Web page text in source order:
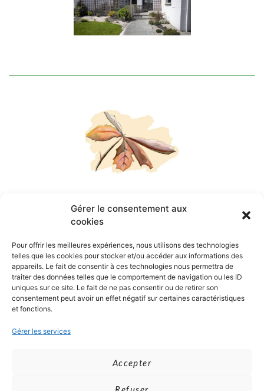
Gérer le consentement aux
cookies
Pour offrir les meilleures expériences, nous utilisons des technologies
telles que les cookies pour stocker et/ou accéder aux informations des
appareils. Le fait de consentir à ces technologies nous permettra de
traiter des données telles que le comportement de navigation ou les ID
uniques sur ce site. Le fait de ne pas consentir ou de retirer son
consentement peut avoir un effet négatif sur certaines caractéristiques
et fonctions.
Gérer les services
Accepter
Agnès Marchand
Kervennou-Doelan 29360 Clohars-
Carnoët
06 03 02 04 18
DÉCLARATION DE CONFIDENTIALITÉ